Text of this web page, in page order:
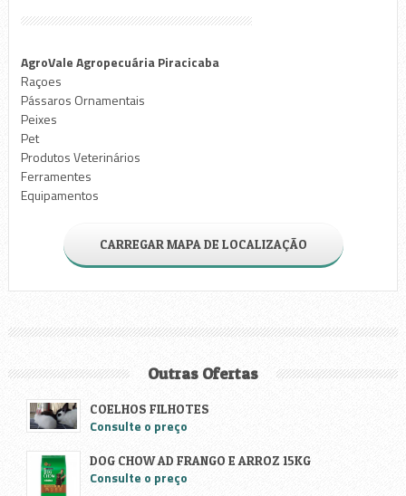
AgroVale Agropecuária Piracicaba
Raçoes
Pássaros Ornamentais
Peixes
Pet
Produtos Veterinários
Ferramentes
Equipamentos
CARREGAR MAPA DE LOCALIZAÇÃO
Outras Ofertas
COELHOS FILHOTES
Consulte o preço
DOG CHOW AD FRANGO E ARROZ 15KG
Consulte o preço